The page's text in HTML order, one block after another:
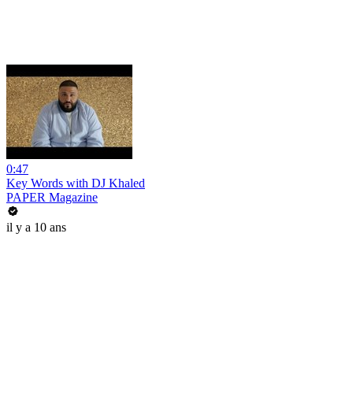
0:47
Key Words with DJ Khaled
PAPER Magazine
il y a 10 ans